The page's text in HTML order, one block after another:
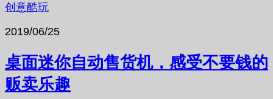
创意酷玩
2019/06/25
桌面迷你自动售货机，感受不要钱的
贩卖乐趣